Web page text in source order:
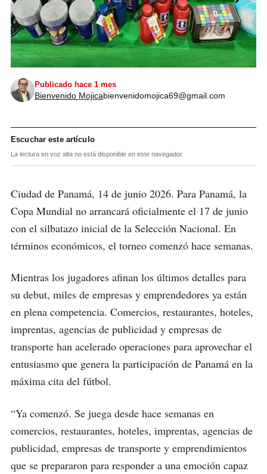
Publicado hace 1 mes
Bienvenido Mojicabienvenidomojica69@gmail.com
Escuchar este artículo
La lectura en voz alta no está disponible en este navegador.
Ciudad de Panamá, 14 de junio 2026. Para Panamá, la
Copa Mundial no arrancará oficialmente el 17 de junio
con el silbatazo inicial de la Selección Nacional. En
términos económicos, el torneo comenzó hace semanas.
Mientras los jugadores afinan los últimos detalles para
su debut, miles de empresas y emprendedores ya están
en plena competencia. Comercios, restaurantes, hoteles,
imprentas, agencias de publicidad y empresas de
transporte han acelerado operaciones para aprovechar el
entusiasmo que genera la participación de Panamá en la
máxima cita del fútbol.
“Ya comenzó. Se juega desde hace semanas en
comercios, restaurantes, hoteles, imprentas, agencias de
publicidad, empresas de transporte y emprendimientos
que se prepararon para responder a una emoción capaz